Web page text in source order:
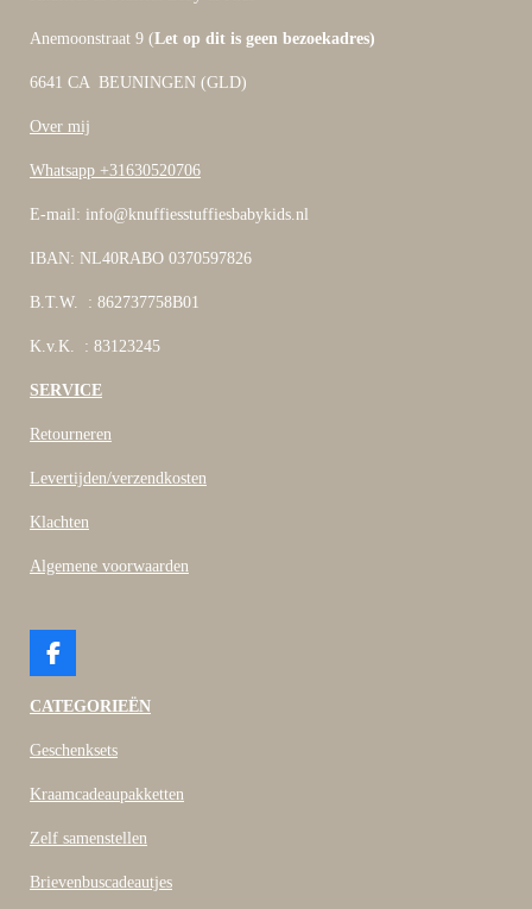
Anemoonstraat 9 (Let op dit is geen bezoekadres)
6641 CA BEUNINGEN (GLD)
Over mij
Whatsapp +31630520706
E-mail: info@knuffiesstuffiesbabykids.nl
IBAN: NL40RABO 0370597826
B.T.W. : 862737758B01
K.v.K. : 83123245
SERVICE
Retourneren
Levertijden/verzendkosten
Klachten
Algemene voorwaarden
F
c
b
o
CATEGORIEËN
Geschenksets
Kraamcadeaupakketten
Zelf samenstellen
Brievenbuscadeautjes